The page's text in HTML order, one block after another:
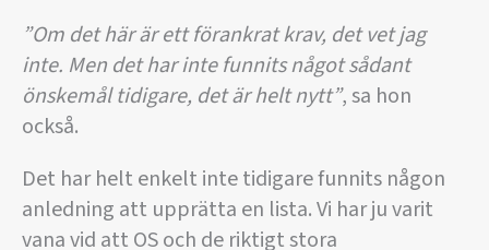
”Om det här är ett förankrat krav, det vet jag
inte. Men det har inte funnits något sådant
önskemål tidigare, det är helt nytt”, sa hon
också.
Det har helt enkelt inte tidigare funnits någon
anledning att upprätta en lista. Vi har ju varit
vana vid att OS och de riktigt stora